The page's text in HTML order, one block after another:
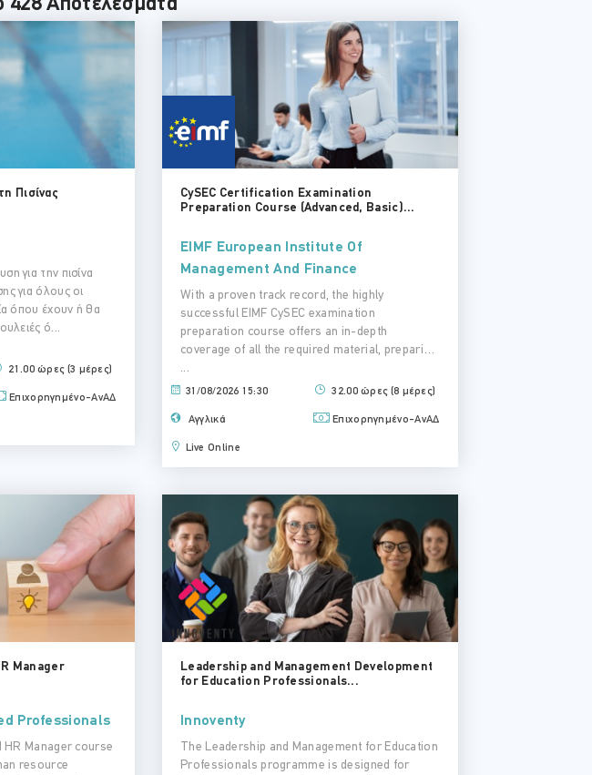
Πισίνας
για την πισίνα
για όλους οι
όπου έχουν ή θα
ό...
21.00 ώρες (3 μέρες)
Επιχορηγημένο-ΑνΑΔ
CySEC Certification Examination
Preparation Course (Advanced, Basic)...
EIMF European Institute Of
Management And Finance
With a proven track record, the highly
successful EIMF CySEC examination
preparation course offers an in-depth
coverage of all the required material, preparing
...
31/08/2026 15:30 32.00 ώρες (8 μέρες)
Αγγλικά Επιχορηγημένο-ΑνΑΔ
Live Online
Manager
Professionals
HR Manager course
resource
Leadership and Management Development
for Education Professionals...
Innoventy
The Leadership and Management for Education
Professionals programme is designed for